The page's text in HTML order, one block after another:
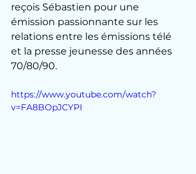
reçois Sébastien pour une
émission passionnante sur les
relations entre les émissions télé
et la presse jeunesse des années
70/80/90.
https://www.youtube.com/watch?
v=FA8BOpJCYPI